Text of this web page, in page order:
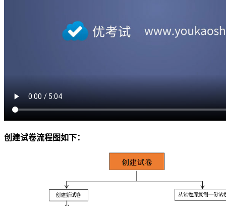
创建试卷流程图如下：